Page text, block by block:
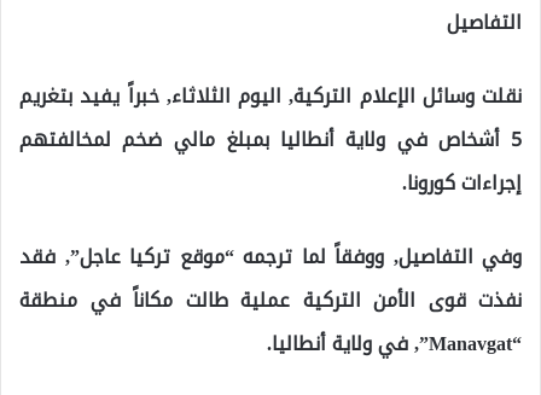
التفاصيل
نقلت وسائل الإعلام التركية, اليوم الثلاثاء, خبراً يفيد بتغريم
5 أشخاص في ولاية أنطاليا بمبلغ مالي ضخم لمخالفتهم
إجراءات كورونا.
وفي التفاصيل, ووفقاً لما ترجمه “موقع تركيا عاجل”, فقد
نفذت قوى الأمن التركية عملية طالت مكاناً في منطقة
“Manavgat”, في ولاية أنطاليا.